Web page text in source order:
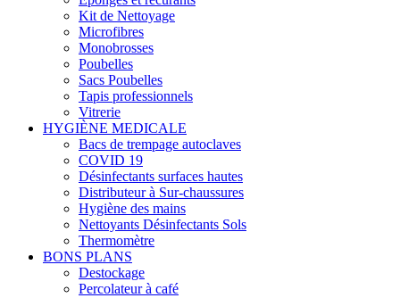
Kit de Nettoyage
Microfibres
Monobrosses
Poubelles
Sacs Poubelles
Tapis professionnels
Vitrerie
HYGIÈNE MEDICALE
Bacs de trempage autoclaves
COVID 19
Désinfectants surfaces hautes
Distributeur à Sur-chaussures
Hygiène des mains
Nettoyants Désinfectants Sols
Thermomètre
BONS PLANS
Destockage
Percolateur à café